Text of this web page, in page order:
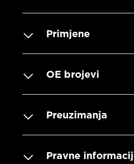
Primjene
OE brojevi
Preuzimanja
Pravne